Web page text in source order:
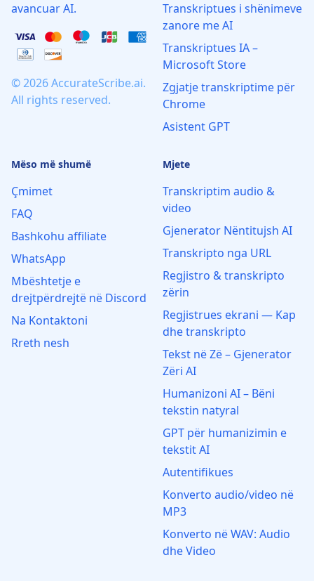
avancuar AI.
© 2026 AccurateScribe.ai.
All rights reserved.
Transkriptues i shënimeve
zanore me AI
Transkriptues IA –
Microsoft Store
Zgjatje transkriptime për
Chrome
Asistent GPT
Mëso më shumë
Çmimet
FAQ
Bashkohu affiliate
WhatsApp
Mbështetje e
drejtpërdrejtë në Discord
Na Kontaktoni
Rreth nesh
Mjete
Transkriptim audio &
video
Gjenerator Nëntitujsh AI
Transkripto nga URL
Regjistro & transkripto
zërin
Regjistrues ekrani — Kap
dhe transkripto
Tekst në Zë – Gjenerator
Zëri AI
Humanizoni AI – Bëni
tekstin natyral
GPT për humanizimin e
tekstit AI
Autentifikues
Konverto audio/video në
MP3
Konverto në WAV: Audio
dhe Video